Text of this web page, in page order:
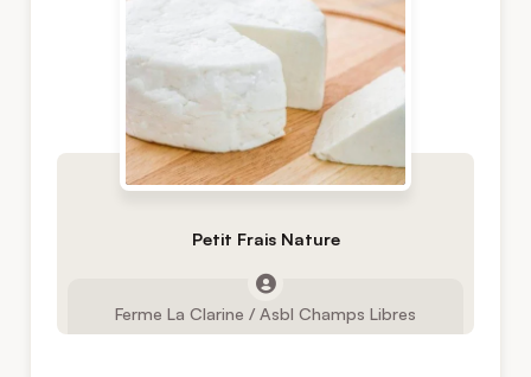
Petit Frais Nature
Ferme La Clarine / Asbl Champs Libres